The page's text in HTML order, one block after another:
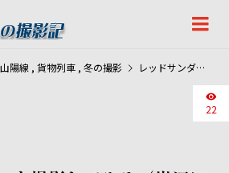
22
陽線 , 貨物列車 , 冬の撮影 レッドサンダーを撮影してみる（岸辺にて）